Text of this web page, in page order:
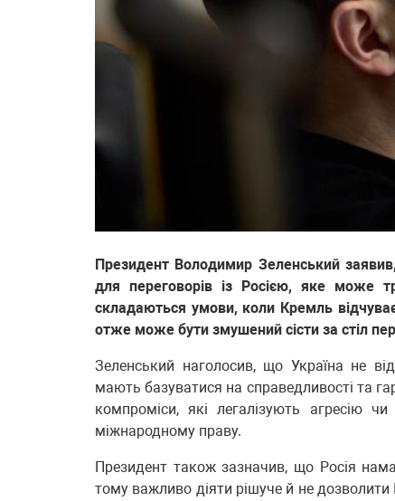
Президент Володимир Зеленський
для переговорів із Росією, яке може
складаються умови, коли Кремль
отже може бути змушений сісти за стіл
Зеленський наголосив, що Україна не
мають базуватися на справедливості та
компроміси, які легалізують агресію
міжнародному праву.
Президент також зазначив, що Росія
тому важливо діяти рішуче й не